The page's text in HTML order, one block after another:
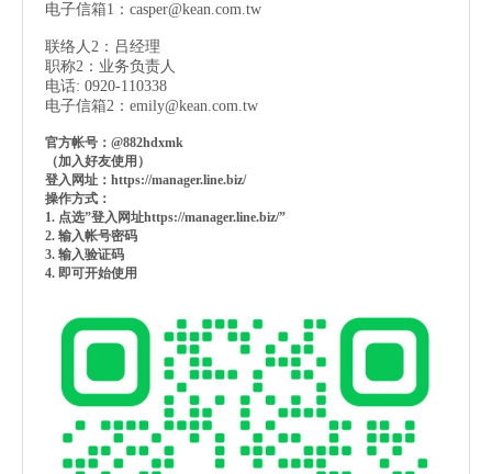
电子信箱1： casper@kean.com.tw
联络人2：吕经理
职称2：业务负责人
电话: 0920-110338
电子信箱2： emily@kean.com.tw
官方帐号：@882hdxmk
（加入好友使用）
登入网址：https://manager.line.biz/
操作方式：
1. 点选”登入网址https://manager.line.biz/”
2. 输入帐号密码
3. 输入验证码
4. 即可开始使用